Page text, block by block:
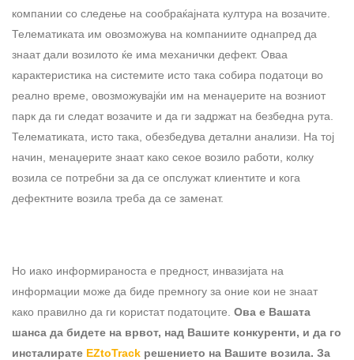
компании со следење на сообраќајната култура на возачите.
Телематиката им овозможува на компаниите однапред да
знаат дали возилото ќе има механички дефект. Оваа
карактеристика на системите исто така собира податоци во
реално време, овозможувајќи им на менаџерите на возниот
парк да ги следат возачите и да ги задржат на безбедна рута.
Телематиката, исто така, обезбедува детални анализи. На тој
начин, менаџерите знаат како секое возило работи, колку
возила се потребни за да се опслужат клиентите и кога
дефектните возила треба да се заменат.
Но иако информираноста е предност, инвазијата на
информации може да биде премногу за оние кои не знаат
како правилно да ги користат податоците. Ова е Вашата
шанса да бидете на врвот, над Вашите конкуренти, и да го
инсталирате EZtoTrack решението на Вашите возила. За